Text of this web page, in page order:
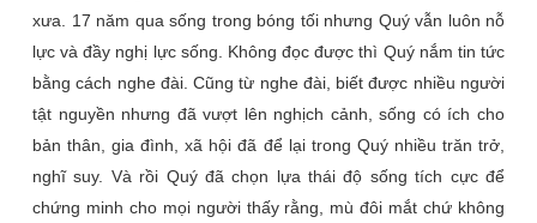
xưa. 17 năm qua sống trong bóng tối nhưng Quý vẫn luôn nỗ
lực và đầy nghị lực sống. Không đọc được thì Quý nắm tin tức
bằng cách nghe đài. Cũng từ nghe đài, biết được nhiều người
tật nguyền nhưng đã vượt lên nghịch cảnh, sống có ích cho
bản thân, gia đình, xã hội đã để lại trong Quý nhiều trăn trở,
nghĩ suy. Và rồi Quý đã chọn lựa thái độ sống tích cực để
chứng minh cho mọi người thấy rằng, mù đôi mắt chứ không